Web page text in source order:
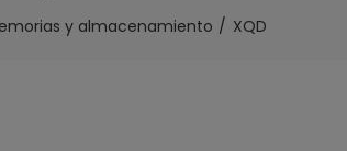
y almacenamiento XQD